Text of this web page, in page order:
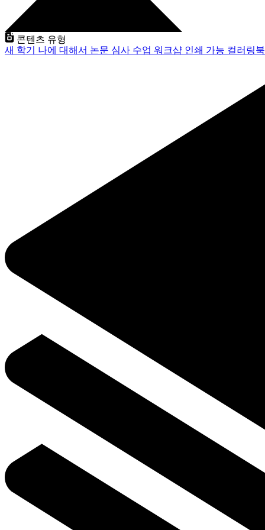
콘텐츠 유형
새 학기 나에 대해서 논문 심사 수업 워크샵 인쇄 가능 컬러링북